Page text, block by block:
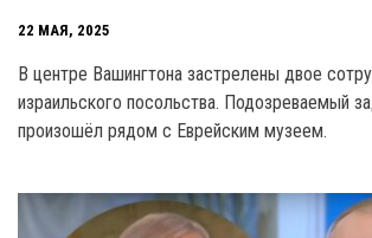
22 МАЯ, 2025
В центре Вашингтона застрелены двое
израильского посольства. Подозреваемый
произошёл рядом с Еврейским музеем.